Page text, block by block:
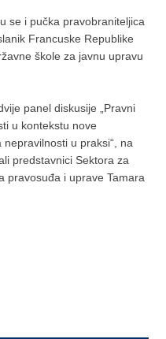
se i pučka pravobraniteljica
Francuske Republike
škole za javnu upravu
panel diskusije „Pravni
u kontekstu nove
nepravilnosti u praksi“, na
predstavnici Sektora za
pravosuđa i uprave Tamara